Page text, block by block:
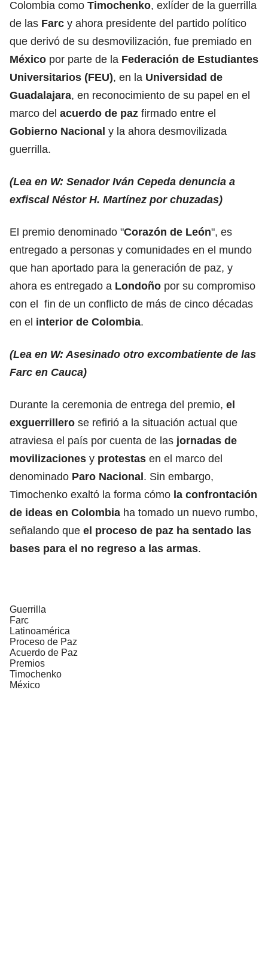
Colombia como Timochenko, exlíder de la guerrilla
de las Farc y ahora presidente del partido político
que derivó de su desmovilización, fue premiado en
México por parte de la Federación de Estudiantes
Universitarios (FEU), en la Universidad de
Guadalajara, en reconocimiento de su papel en el
marco del acuerdo de paz firmado entre el
Gobierno Nacional y la ahora desmovilizada
guerrilla.
(Lea en W: Senador Iván Cepeda denuncia a
exfiscal Néstor H. Martínez por chuzadas)
El premio denominado "Corazón de León", es
entregado a personas y comunidades en el mundo
que han aportado para la generación de paz, y
ahora es entregado a Londoño por su compromiso
con el fin de un conflicto de más de cinco décadas
en el interior de Colombia.
(Lea en W: Asesinado otro excombatiente de las
Farc en Cauca)
Durante la ceremonia de entrega del premio, el
exguerrillero se refirió a la situación actual que
atraviesa el país por cuenta de las jornadas de
movilizaciones y protestas en el marco del
denominado Paro Nacional. Sin embargo,
Timochenko exaltó la forma cómo la confrontación
de ideas en Colombia ha tomado un nuevo rumbo,
señalando que el proceso de paz ha sentado las
bases para el no regreso a las armas.
Guerrilla
Farc
Latinoamérica
Proceso de Paz
Acuerdo de Paz
Premios
Timochenko
México